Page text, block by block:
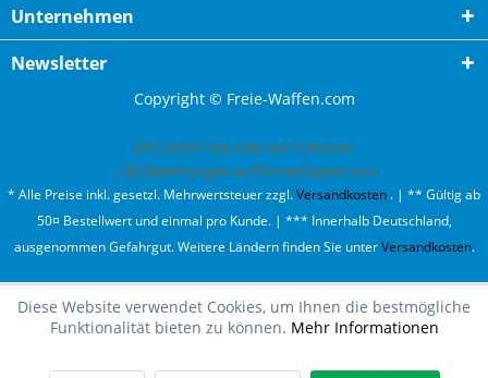
Unternehmen
Newsletter
Copyright © Freie-Waffen.com
ESC GmbH hat 4,60von 5Sternen
| 80Bewertungen auf ProvenExpert.com
* Alle Preise inkl. gesetzl. Mehrwertsteuer zzgl.Versandkosten . | ** Gültig ab
50¤ Bestellwert und einmal pro Kunde. | *** Innerhalb Deutschland,
ausgenommen Gefahrgut. Weitere Ländern finden Sie unterVersandkosten.
Diese Website verwendet Cookies, um Ihnen die bestmögliche
Funktionalität bieten zu können. Mehr Informationen